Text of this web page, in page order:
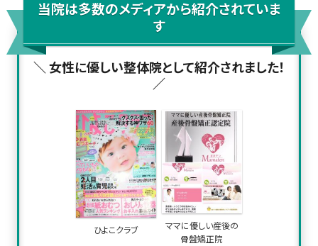
当院は多数のメディアから紹介されていま
す
＼ 女性に優しい整体院として紹介されました！
／
ひよこクラブ
ママに優しい産後の
骨盤矯正院